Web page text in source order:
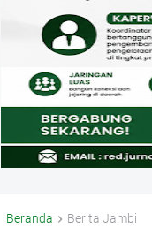
Beranda Berita Jambi